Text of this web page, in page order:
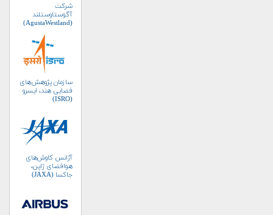
شرکت
آگوستاوستلند
(AgustaWestland)
سازمان پژوهش‌های
فضایی هند، ایسرو
(ISRO)
آژانس کاوش‌های
هوافضای ژاپن،
جاکسا (JAXA)